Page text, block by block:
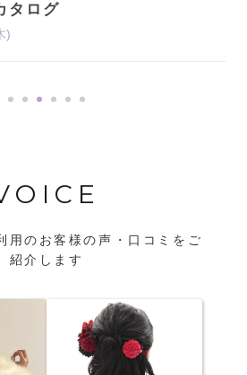
タログ
)
用のお客様の声・口コミをご
紹介します